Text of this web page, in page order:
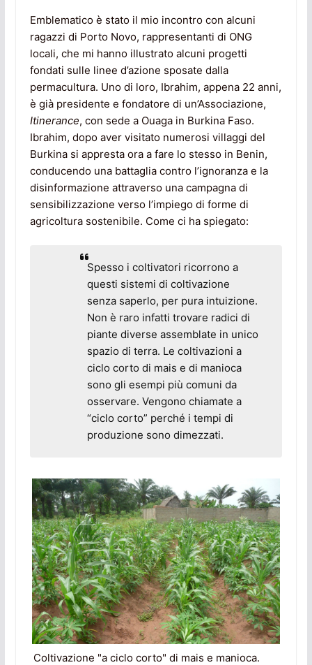
Emblematico è stato il mio incontro con alcuni
ragazzi di Porto Novo, rappresentanti di ONG
locali, che mi hanno illustrato alcuni progetti
fondati sulle linee d’azione sposate dalla
permacultura. Uno di loro, Ibrahim, appena 22 anni,
è già presidente e fondatore di un’Associazione,
Itinerance, con sede a Ouaga in Burkina Faso.
Ibrahim, dopo aver visitato numerosi villaggi del
Burkina si appresta ora a fare lo stesso in Benin,
conducendo una battaglia contro l’ignoranza e la
disinformazione attraverso una campagna di
sensibilizzazione verso l’impiego di forme di
agricoltura sostenibile. Come ci ha spiegato:
Spesso i coltivatori ricorrono a
questi sistemi di coltivazione
senza saperlo, per pura intuizione.
Non è raro infatti trovare radici di
piante diverse assemblate in unico
spazio di terra. Le coltivazioni a
ciclo corto di mais e di manioca
sono gli esempi più comuni da
osservare. Vengono chiamate a
“ciclo corto” perché i tempi di
produzione sono dimezzati.
Coltivazione "a ciclo corto" di mais e manioca.